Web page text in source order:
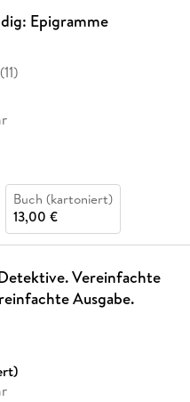
Epigramme
(11)
Buch (kartoniert)
13,00 €
Vereinfachte
Ausgabe.